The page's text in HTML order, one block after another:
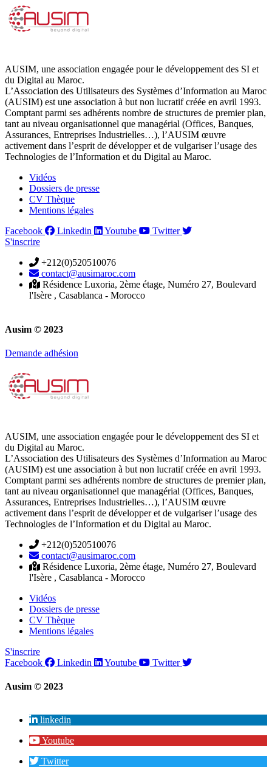
AUSIM, une association engagée pour le développement des SI et
du Digital au Maroc.
L’Association des Utilisateurs des Systèmes d’Information au Maroc
(AUSIM) est une association à but non lucratif créée en avril 1993.
Comptant parmi ses adhérents nombre de structures de premier plan,
tant au niveau organisationnel que managérial (Offices, Banques,
Assurances, Entreprises Industrielles…), l’AUSIM œuvre
activement dans l’esprit de développer et de vulgariser l’usage des
Technologies de l’Information et du Digital au Maroc.
Vidéos
Dossiers de presse
CV Thèque
Mentions légales
Facebook
Linkedin Youtube
Twitter
S'inscrire
+212(0)520510076
contact@ausimaroc.com
Résidence Luxoria, 2ème étage, Numéro 27, Boulevard
l'Isère , Casablanca - Morocco
Ausim © 2023
Demande adhésion
AUSIM, une association engagée pour le développement des SI et
du Digital au Maroc.
L’Association des Utilisateurs des Systèmes d’Information au Maroc
(AUSIM) est une association à but non lucratif créée en avril 1993.
Comptant parmi ses adhérents nombre de structures de premier plan,
tant au niveau organisationnel que managérial (Offices, Banques,
Assurances, Entreprises Industrielles…), l’AUSIM œuvre
activement dans l’esprit de développer et de vulgariser l’usage des
Technologies de l’Information et du Digital au Maroc.
+212(0)520510076
contact@ausimaroc.com
Résidence Luxoria, 2ème étage, Numéro 27, Boulevard
l'Isère , Casablanca - Morocco
Vidéos
Dossiers de presse
CV Thèque
Mentions légales
S'inscrire
Facebook
Linkedin Youtube Twitter
Ausim © 2023
linkedin
Youtube
Twitter